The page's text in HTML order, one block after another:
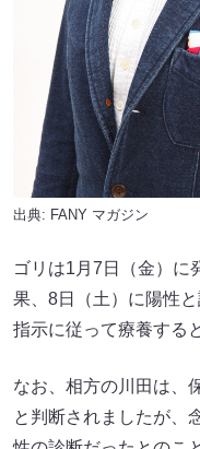
出典: FANY マガジン
ゴリは1月7日（金）に
果、8日（土）に陽性
指示に従って療養する
なお、相方の川田は、
と判断されましたが、